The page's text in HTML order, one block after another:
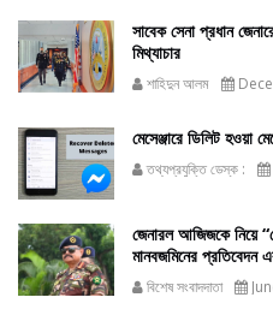
সাবেক সেনা প্রধান
মিথ্যাচার
শাহিদুন আলম
মেসেঞ্জারে ডিলিট হওয়া
তথ্যপ্রযুক্তি ডেস্ক :
জেনারল আজিজকে নিয়ে
মানবজমিনের প্রতিবেদন
বিশেষ সংবাদদাতা